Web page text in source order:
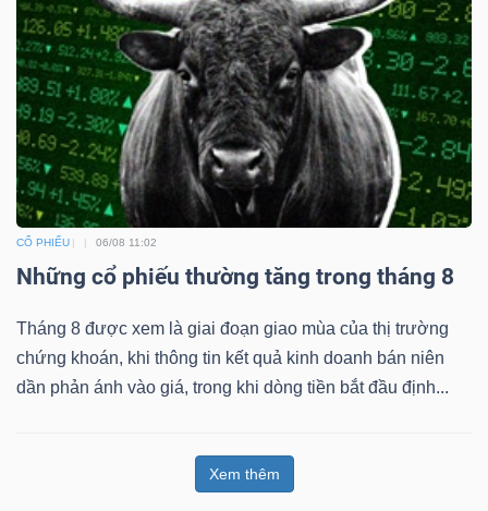
CỔ PHIẾU 06/08 11:02
Những cổ phiếu thường tăng trong tháng 8
Tháng 8 được xem là giai đoạn giao mùa của thị trường
chứng khoán, khi thông tin kết quả kinh doanh bán niên
dần phản ánh vào giá, trong khi dòng tiền bắt đầu định...
Xem thêm